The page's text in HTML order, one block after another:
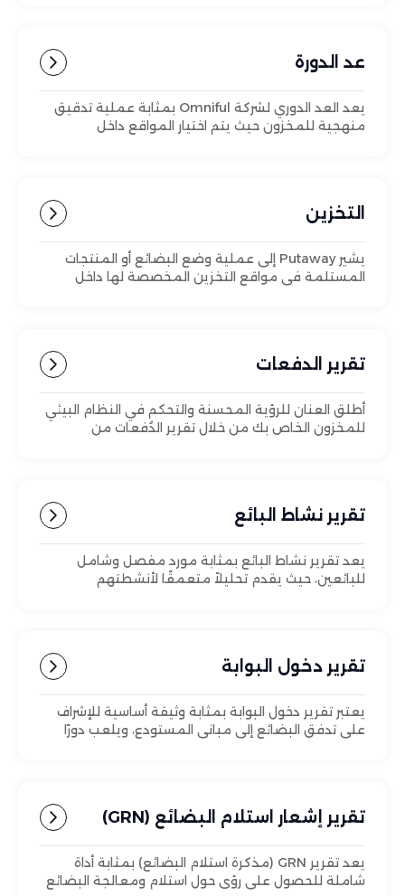
عد الدورة
يعد العد الدوري لشركة Omniful بمثابة عملية تدقيق
منهجية للمخزون حيث يتم اختيار المواقع داخل
التخزين
يشير Putaway إلى عملية وضع البضائع أو المنتجات
المستلمة في مواقع التخزين المخصصة لها داخل
تقرير الدفعات
أطلق العنان للرؤية المحسنة والتحكم في النظام البيئي
للمخزون الخاص بك من خلال تقرير الدُفعات من
تقرير نشاط البائع
يعد تقرير نشاط البائع بمثابة مورد مفصل وشامل
للبائعين، حيث يقدم تحليلاً متعمقًا لأنشطتهم
تقرير دخول البوابة
يعتبر تقرير دخول البوابة بمثابة وثيقة أساسية للإشراف
على تدفق البضائع إلى مباني المستودع، ويلعب دورًا
تقرير إشعار استلام البضائع (GRN)
يعد تقرير GRN (مذكرة استلام البضائع) بمثابة أداة
شاملة للحصول على رؤى حول استلام ومعالجة البضائع